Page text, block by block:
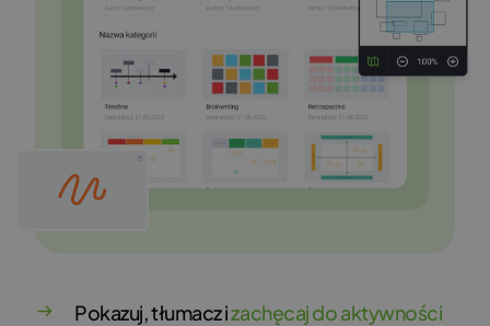
Pokazuj, tłumacz izachęcaj do aktywności